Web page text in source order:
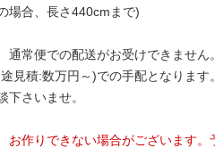
場合、長さ440cmまで)
通常便での配送がお受けできません。
見積:数万円～)での手配となります
下さいませ。
作りできない場合がございます。